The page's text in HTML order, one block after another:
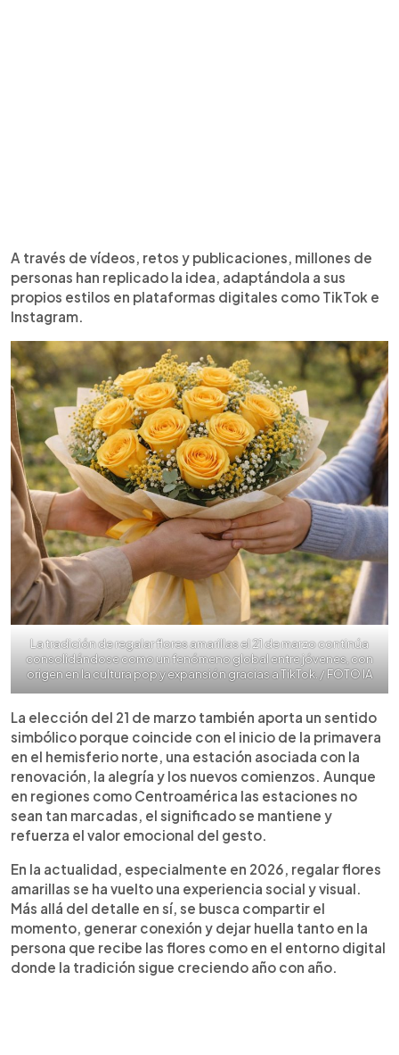
A través de vídeos, retos y publicaciones, millones de
personas han replicado la idea, adaptándola a sus
propios estilos en plataformas digitales como TikTok e
Instagram.
La tradición de regalar flores amarillas el 21 de marzo continúa
consolidándose como un fenómeno global entre jóvenes, con
origen en la cultura pop y expansión gracias a TikTok. / FOTO IA
La elección del 21 de marzo también aporta un sentido
simbólico porque coincide con el inicio de la primavera
en el hemisferio norte, una estación asociada con la
renovación, la alegría y los nuevos comienzos. Aunque
en regiones como Centroamérica las estaciones no
sean tan marcadas, el significado se mantiene y
refuerza el valor emocional del gesto.
En la actualidad, especialmente en 2026, regalar flores
amarillas se ha vuelto una experiencia social y visual.
Más allá del detalle en sí, se busca compartir el
momento, generar conexión y dejar huella tanto en la
persona que recibe las flores como en el entorno digital
donde la tradición sigue creciendo año con año.